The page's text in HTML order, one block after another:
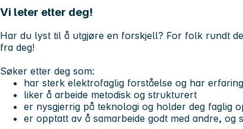
Vi leter etter deg!
Har du lyst til å utgjøre en forskjell? For folk rundt
fra deg!
Søker etter deg som:
har sterk elektrofaglig forståelse og har
liker å arbeide metodisk og strukturert
er nysgjerrig på teknologi og holder deg faglig
er opptatt av å samarbeide godt med andre, og